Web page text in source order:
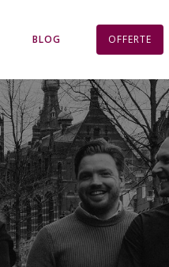
BLOG OFFERTE